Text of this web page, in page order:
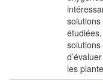
solutions
solutions
les